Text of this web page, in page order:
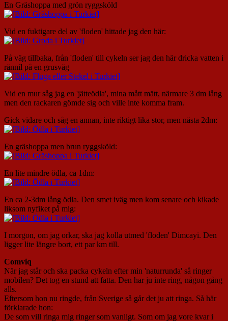
En Gräshoppa med grön ryggsköld
Vid en fuktigare del av 'floden' hittade jag den här:
På väg tillbaka, från 'floden' till cykeln ser jag den här dricka vatten i
rännil på en grusväg
Vid en mur såg jag en 'jätteödla', mina mått mätt, närmare 3 dm lång
men den rackaren gömde sig och ville inte komma fram.
Gick vidare och såg en annan, inte riktigt lika stor, men nästa 2dm:
En gräshoppa men brun ryggsköld:
En lite mindre ödla, ca 1dm:
En ca 2-3dm lång ödla. Den smet iväg men kom senare och kikade
liksom nyfiket på mig:
I morgon, om jag orkar, ska jag kolla utmed 'floden' Dimcayi. Den
ligger lite längre bort, ett par km till.
Comviq
När jag står och ska packa cykeln efter min 'naturrunda' så ringer
mobilen? Det tog en stund att fatta. Den har ju inte ring, någon gång
alls.
Eftersom hon nu ringde, från Sverige så går det ju att ringa. Så här
förklarade hon:
De som vill ringa mig ringer som vanligt. Som om jag vore kvar i